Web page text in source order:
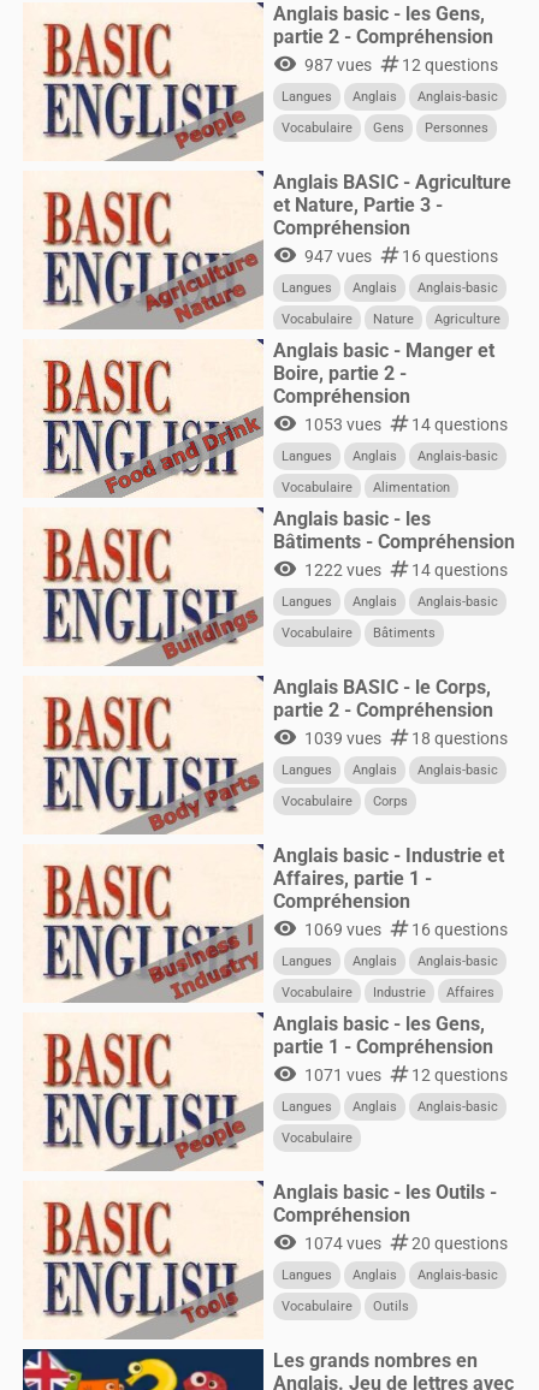
Anglais basic - les Gens,
partie 2 - Compréhension
visibility 987 vues numbers12 questions
Langues Anglais
Anglais-basic
Vocabulaire
Gens Personnes
Anglais BASIC - Agriculture
et Nature, Partie 3 -
Compréhension
visibility 947 vues numbers16 questions
Langues Anglais
Anglais-basic
Vocabulaire
Nature Agriculture
Anglais basic - Manger et
Boire, partie 2 -
Compréhension
visibility 1053 vues numbers14 questions
Langues Anglais
Anglais-basic
Vocabulaire
Alimentation
Anglais basic - les
Bâtiments - Compréhension
visibility 1222 vues numbers14 questions
Langues Anglais
Anglais-basic
Vocabulaire
Bâtiments
Anglais BASIC - le Corps,
partie 2 - Compréhension
visibility 1039 vues numbers18 questions
Langues Anglais
Anglais-basic
Vocabulaire
Corps
Anglais basic - Industrie et
Affaires, partie 1 -
Compréhension
visibility 1069 vues numbers16 questions
Langues Anglais
Anglais-basic
Vocabulaire
Industrie Affaires
Anglais basic - les Gens,
partie 1 - Compréhension
visibility 1071 vues numbers12 questions
Langues Anglais
Anglais-basic
Vocabulaire
Anglais basic - les Outils -
Compréhension
visibility 1074 vues numbers20 questions
Langues Anglais
Anglais-basic
Vocabulaire
Outils
Les grands nombres en
Anglais. Jeu de lettres avec